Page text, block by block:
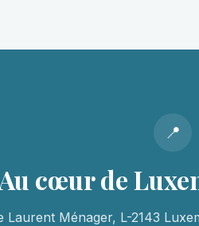
📍
cœur de
Laurent Ménager, L-2143